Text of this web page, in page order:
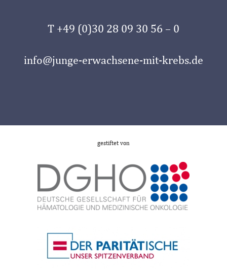
T +49 (0)30 28 09 30 56 – 0
info@junge-erwachsene-mit-krebs.de
gestiftet von